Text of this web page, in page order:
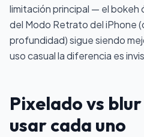
limitación principal — el bokeh
del Modo Retrato del iPhone
profundidad) sigue siendo
uso casual la diferencia es
Pixelado vs
usar cada uno